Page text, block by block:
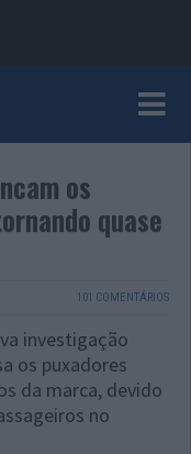
os
quase
101 COMENTÁRIOS
investigação
os puxadores
da marca, devido
no